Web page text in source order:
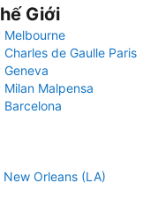
Giới
Melbourne
Charles de Gaulle Paris
Geneva
Milan Malpensa
Barcelona
Orleans (LA)